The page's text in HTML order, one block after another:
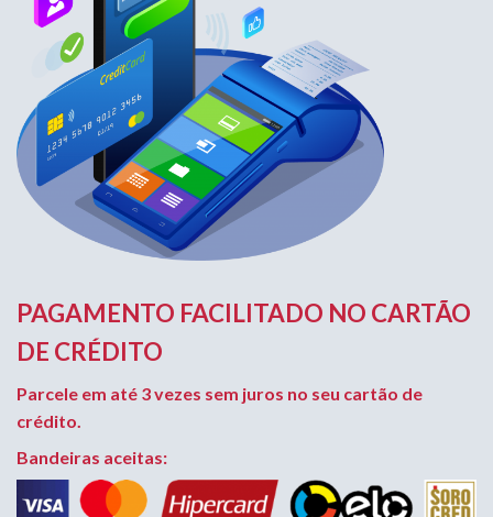
PAGAMENTO FACILITADO NO CARTÃO
DE CRÉDITO
Parcele em até 3 vezes sem juros no seu cartão de
crédito.
Bandeiras aceitas: